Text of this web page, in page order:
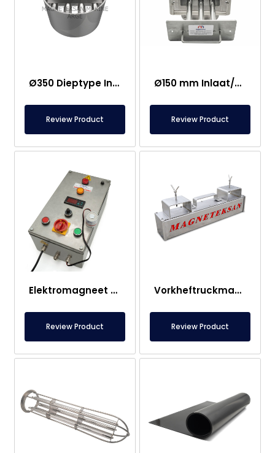
Ø350 Dieptype Inlaat en Uitlaat Neodymium Magnetisch Rooster
Review Product
Ø150 mm Inlaat/Uitlaat Ferriet Magnetische Ladescheider – Volledig Roestvrij Staal
Review Product
Elektromagneet Paneel
Review Product
Vorkheftruckmagneet – Volledig RVS – 10 cm Effectieve Afstand – Eenvoudige Ontgrendeling met Handgreep
Review Product